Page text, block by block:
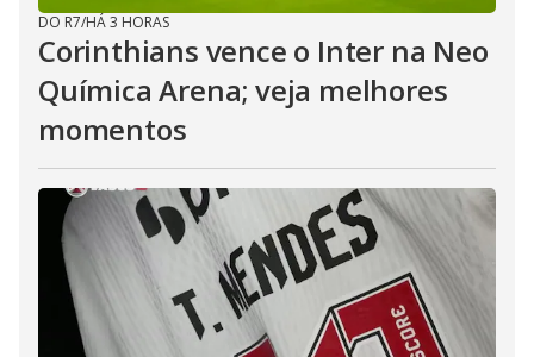
DO R7/HÁ 3 HORAS
Corinthians vence o Inter na Neo
Química Arena; veja melhores
momentos